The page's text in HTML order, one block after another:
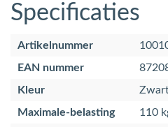
Specificaties
Artikelnummer
EAN nummer
Kleur
Maximale-belasting
110